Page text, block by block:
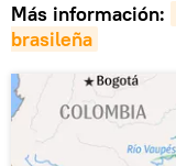
Más información:
brasileña